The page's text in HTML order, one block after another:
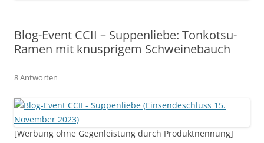
Blog-Event CCII – Suppenliebe: Tonkotsu-
Ramen mit knusprigem Schweinebauch
8 Antworten
[Werbung ohne Gegenleistung durch Produktnennung]